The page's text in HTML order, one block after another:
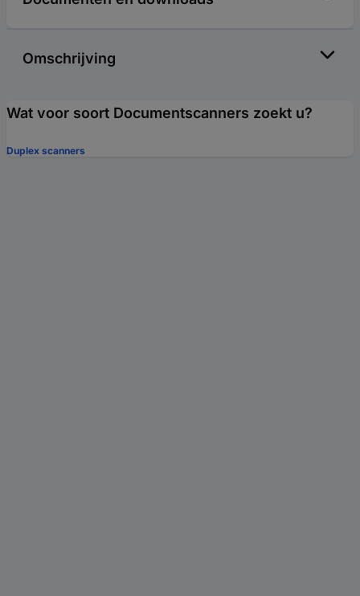
Omschrijving
Wat voor soort Documentscanners zoekt u?
Duplex scanners